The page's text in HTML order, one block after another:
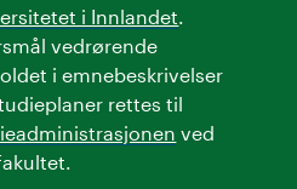
i Innlandet
vedrørende
i emnebeskrivelser
rettes til
ved